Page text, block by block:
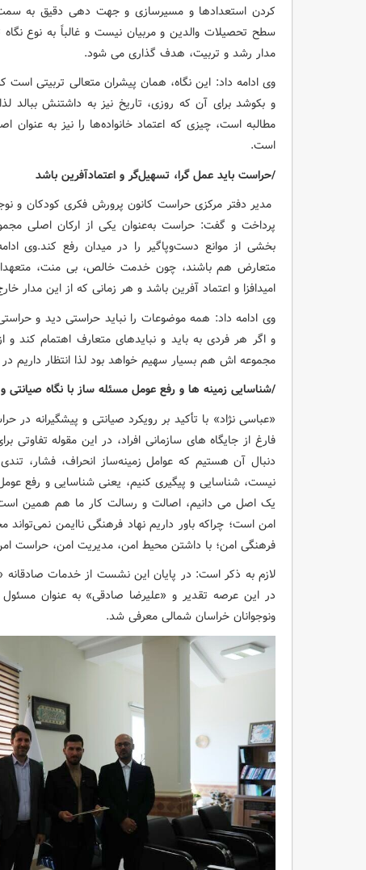
کردن استعدادها و مسیرسازی و جهت دهی دقیق به سمت
سطح تحصیلات والدین و مربیان نیست و غالباً به نوع
مدار رشد و تربیت، هدف گذاری می شود.
وی ادامه داد: این نگاه، همان پیشران متعالی تربیتی
و بکوشد برای آن که روزی، تاریخ نیز به داشتنش ببالد
مطالبه است، چیزی که اعتماد خانواده‌ها را نیز به
است.
/حراست باید عمل گرا، تسهیل‌گر و اعتمادآفرین باشد
مدیر دفتر مرکزی حراست کانون پرورش فکری کودکان و
پرداخت و گفت: حراست به‌عنوان یکی از ارکان اصلی
بخشی از موانع دست‌وپاگیر را در میدان رفع کند.وی
متعارض هم باشند، چون خدمت خالص، بی منت،
امیدافزا و اعتماد آفرین باشد و هر زمانی که از این مدار
وی ادامه داد: همه موضوعات را نباید حراستی دید و
و اگر هر فردی به باید و نبایدهای متعارف اهتمام کند
مجموعه اش هم بسیار سهیم خواهد بود لذا انتظار داریم
/شناسایی زمینه ها و رفع عومل مسئله ساز با نگاه صیانتی
«عباسی نژاد» با تأکید بر رویکرد صیانتی و پیشگیرانه
فارغ از جایگاه های سازمانی افراد، در این مقوله تفاوتی
دنبال آن هستیم که عوامل زمینه‌ساز انحراف، فشار،
نیست، شناسایی و پیگیری کنیم، یعنی شناسایی و رفع
یک اصل می دانیم، اصالت و رسالت کار ما هم همین
امن است؛ چراکه باور داریم نهاد فرهنگی ناایمن
فرهنگی امن؛ با داشتن محیط امن، مدیریت امن، حراست
لازم به ذکر است: در پایان این نشست از خدمات
در این عرصه تقدیر و «علیرضا صادقی» به عنوان
ونوجوانان خراسان شمالی معرفی شد.